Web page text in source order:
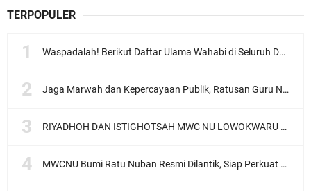
TERPOPULER
Waspadalah! Berikut Daftar Ulama Wahabi di Seluruh Dunia dan Karya-karyanya
Jaga Marwah dan Kepercayaan Publik, Ratusan Guru Ngaji Kota Malang Serukan Deklarasi Ramah Anak
RIYADHOH DAN ISTIGHOTSAH MWC NU LOWOKWARU Menyambut Muktamar NU ke-35, Meneguhkan Sanad Laku Para Muassis
MWCNU Bumi Ratu Nuban Resmi Dilantik, Siap Perkuat Organisasi dan Khidmat untuk Umat